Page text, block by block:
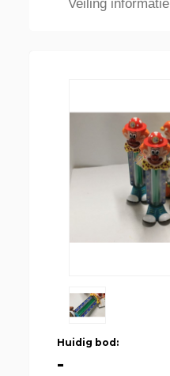
Veiling informatie
Huidig bod:
-